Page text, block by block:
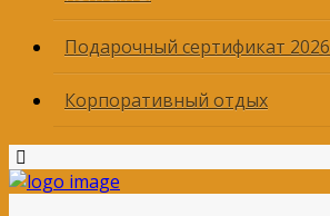
Подарочный сертификат 2026
Корпоративный отдых